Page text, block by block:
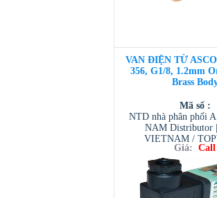
VAN ĐIỆN TỪ ASCO
356, G1/8, 1.2mm
Brass
Mã số :
NTD nhà phân phối
NAM Distributor
VIETNAM /
VIETNAM /
/ TESCOM
Giá: Call